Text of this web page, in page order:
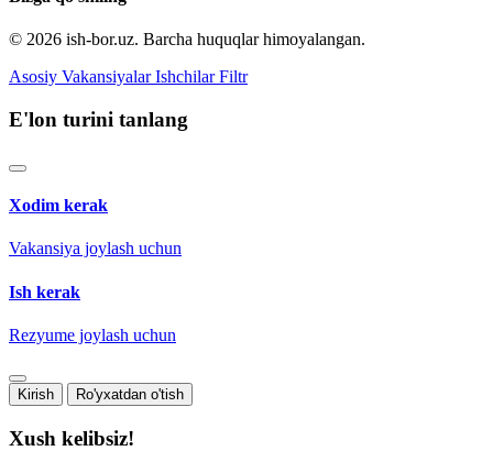
© 2026 ish-bor.uz. Barcha huquqlar himoyalangan.
Asosiy Vakansiyalar Ishchilar Filtr
E'lon turini tanlang
Xodim kerak
Vakansiya joylash uchun
Ish kerak
Rezyume joylash uchun
Kirish Ro'yxatdan o'tish
Xush kelibsiz!